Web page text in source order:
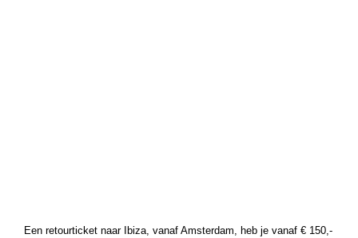
Een retourticket naar Ibiza, vanaf Amsterdam, heb je vanaf € 150,-